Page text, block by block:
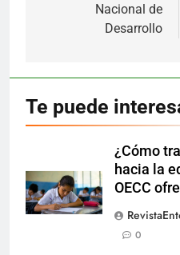
Nacional de
Desarrollo
Te puede
¿Cómo
hacia la
OECC
0